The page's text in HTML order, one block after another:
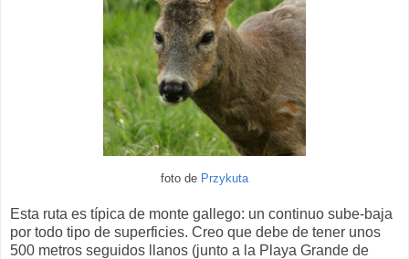
foto de Przykuta
Esta ruta es típica de monte gallego: un continuo sube-baja
por todo tipo de superficies. Creo que debe de tener unos
500 metros seguidos llanos (junto a la Playa Grande de